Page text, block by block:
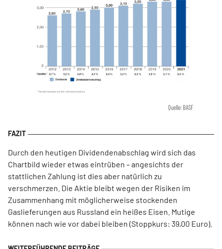
Quelle: BASF
Durch den heutigen Dividendenabschlag wird sich das
Chartbild wieder etwas eintrüben – angesichts der
stattlichen Zahlung ist dies aber natürlich zu
verschmerzen. Die Aktie bleibt wegen der Risiken im
Zusammenhang mit möglicherweise stockenden
Gaslieferungen aus Russland ein heißes Eisen. Mutige
können nach wie vor dabei bleiben (Stoppkurs: 39,00 Euro).